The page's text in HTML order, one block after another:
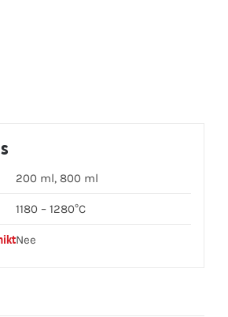
200 ml, 800 ml
1180 – 1280°C
Nee